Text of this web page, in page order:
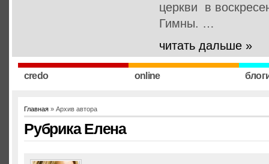
церкви в
Гимны. …
читать дальше »
credo online
Главная » Архив автора
Рубрика Елена